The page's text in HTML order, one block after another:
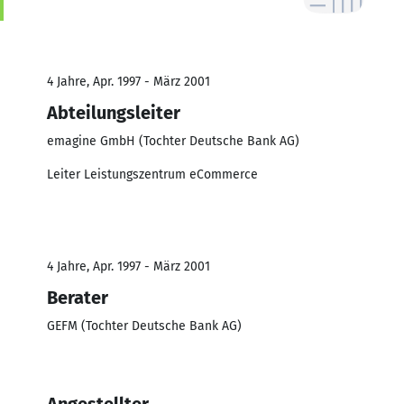
4 Jahre, Apr. 1997 - März 2001
Abteilungsleiter
emagine GmbH (Tochter Deutsche Bank AG)
Leiter Leistungszentrum eCommerce
4 Jahre, Apr. 1997 - März 2001
Berater
GEFM (Tochter Deutsche Bank AG)